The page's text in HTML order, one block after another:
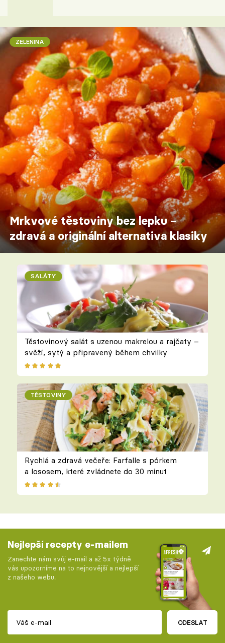
ZELENINA
Mrkvové těstoviny bez lepku –
zdravá a originální alternativa klasiky
SALÁTY
Těstovinový salát s uzenou makrelou a rajčaty –
svěží, sytý a připravený během chvilky
TĚSTOVINY
Rychlá a zdravá večeře: Farfalle s pórkem
a lososem, které zvládnete do 30 minut
Nejlepší recepty e-mailem
Zanechte nám svůj e-mail a až 5x týdně
vás upozorníme na to nejnovější a nejlepší
z našeho webu.
ODESLAT